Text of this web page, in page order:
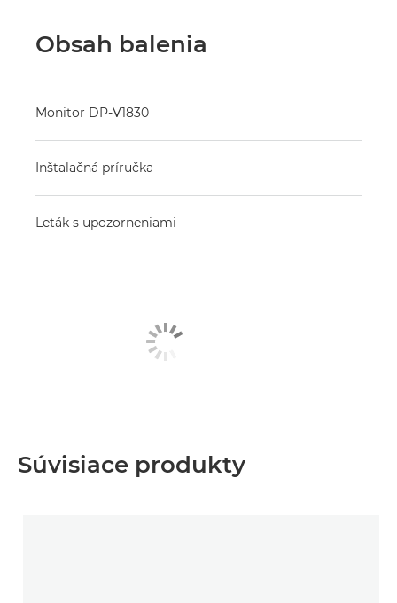
Obsah balenia
Monitor DP-V1830
Inštalačná príručka
Leták s upozorneniami
Súvisiace produkty